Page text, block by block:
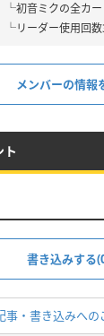
└初音ミクの全カー
└リーダー使用回数
メンバーの情報
ト
書き込みする
事・書き込みへの